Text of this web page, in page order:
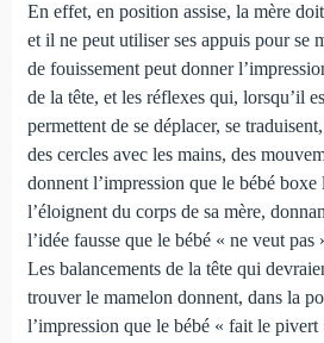
En effet, en position assise, la mère
et il ne peut utiliser ses appuis pour se
de fouissement peut donner
de la tête, et les réflexes qui, lorsqu’il
permettent de se déplacer, se
des cercles avec les mains, des
donnent l’impression que le bébé boxe
l’éloignent du corps de sa mère,
l’idée fausse que le bébé « ne veut pas
Les balancements de la tête qui
trouver le mamelon donnent, dans la
l’impression que le bébé « fait le pivert